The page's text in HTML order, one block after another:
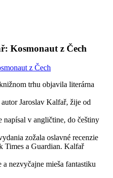
Kosmonaut z Čech
trhu objavila literárna
Jaroslav Kalfař, žije od
v angličtine, do češtiny
zožala oslavné recenzie
Times a Guardian. Kalfař
nezvyčajne mieša fantastiku